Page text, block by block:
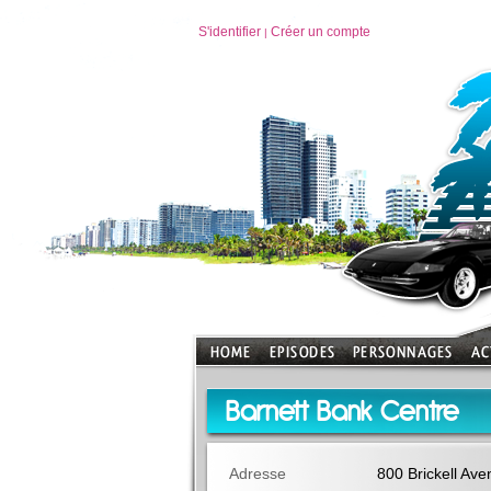
S'identifier | Créer un compte
Barnett Bank Centre
Adresse 800 Brickell